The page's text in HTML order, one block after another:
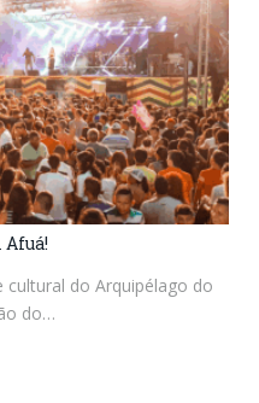
Afuá!
do Arquipélago do
do…